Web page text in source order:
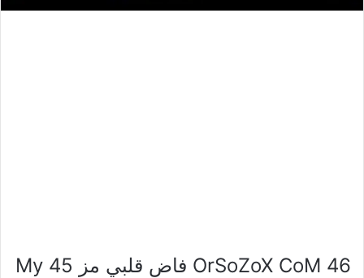
OrSoZoX CoM 46 فاض قلبي مز 45 My